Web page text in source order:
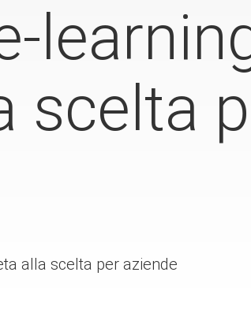
scelta
alla scelta per aziende